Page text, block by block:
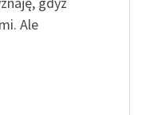
Testamentu
Ale